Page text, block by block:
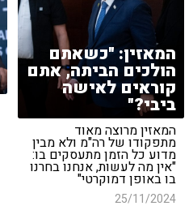
המאזין: "כשאתם
הולכים הביתה, אתם
קוראים לאישה
ביבי?"
המאזין מרוצה מאוד
מתפקודו של רה"מ ולא מבין
מדוע כל הזמן מתעסקים בו:
"אין מה לעשות, אנחנו בחרנו
בו באופן דמוקרטי"
25/11/2024